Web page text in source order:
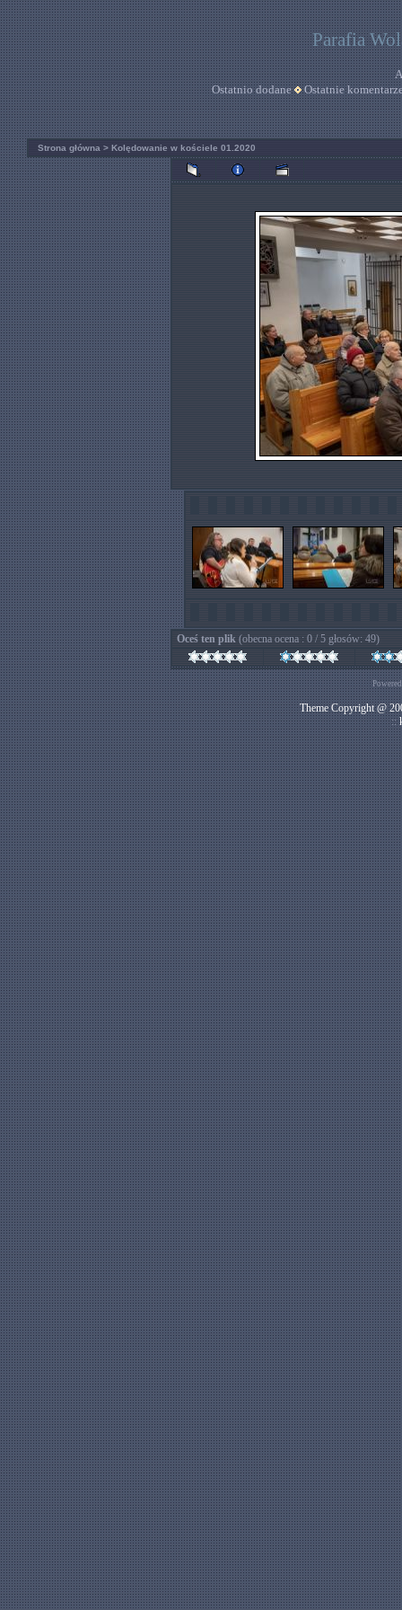
Parafia
Ostatnio dodane
Ostatnie
Strona główna > Kolędowanie w kościele 01.2020
Oceś ten plik (obecna ocena : 0 / 5 głosów: 49)
Theme Copyright @
::